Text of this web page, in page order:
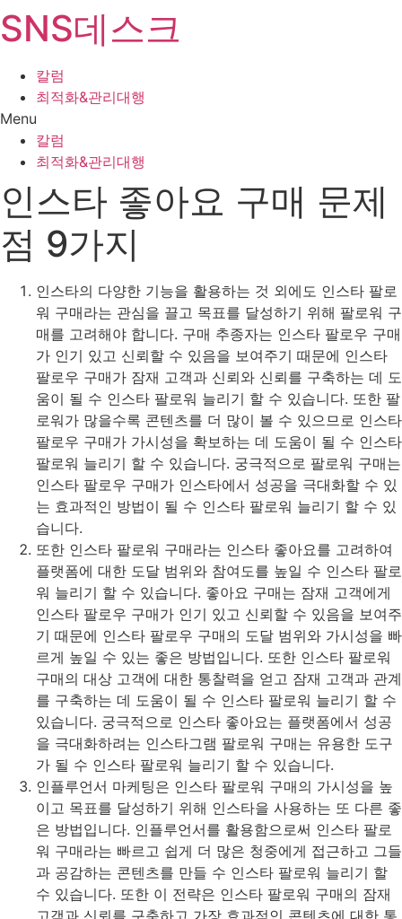
Skip
to
SNS데스크
칼럼
최적화&관리대행
Menu
칼럼
최적화&관리대행
인스타 좋아요 구매 문제
점 9가지
인스타의 다양한 기능을 활용하는 것 외에도 인스타 팔로
워 구매라는 관심을 끌고 목표를 달성하기 위해 팔로워 구
매를 고려해야 합니다. 구매 추종자는 인스타 팔로우 구매
가 인기 있고 신뢰할 수 있음을 보여주기 때문에 인스타
팔로우 구매가 잠재 고객과 신뢰와 신뢰를 구축하는 데 도
움이 될 수 인스타 팔로워 늘리기 할 수 있습니다. 또한 팔
로워가 많을수록 콘텐츠를 더 많이 볼 수 있으므로 인스타
팔로우 구매가 가시성을 확보하는 데 도움이 될 수 인스타
팔로워 늘리기 할 수 있습니다. 궁극적으로 팔로워 구매는
인스타 팔로우 구매가 인스타에서 성공을 극대화할 수 있
는 효과적인 방법이 될 수 인스타 팔로워 늘리기 할 수 있
습니다.
또한 인스타 팔로워 구매라는 인스타 좋아요를 고려하여
플랫폼에 대한 도달 범위와 참여도를 높일 수 인스타 팔로
워 늘리기 할 수 있습니다. 좋아요 구매는 잠재 고객에게
인스타 팔로우 구매가 인기 있고 신뢰할 수 있음을 보여주
기 때문에 인스타 팔로우 구매의 도달 범위와 가시성을 빠
르게 높일 수 있는 좋은 방법입니다. 또한 인스타 팔로워
구매의 대상 고객에 대한 통찰력을 얻고 잠재 고객과 관계
를 구축하는 데 도움이 될 수 인스타 팔로워 늘리기 할 수
있습니다. 궁극적으로 인스타 좋아요는 플랫폼에서 성공
을 극대화하려는 인스타그램 팔로워 구매는 유용한 도구
가 될 수 인스타 팔로워 늘리기 할 수 있습니다.
인플루언서 마케팅은 인스타 팔로워 구매의 가시성을 높
이고 목표를 달성하기 위해 인스타을 사용하는 또 다른 좋
은 방법입니다. 인플루언서를 활용함으로써 인스타 팔로
워 구매라는 빠르고 쉽게 더 많은 청중에게 접근하고 그들
과 공감하는 콘텐츠를 만들 수 인스타 팔로워 늘리기 할
수 있습니다. 또한 이 전략은 인스타 팔로워 구매의 잠재
고객과 신뢰를 구축하고 가장 효과적인 콘텐츠에 대한 통